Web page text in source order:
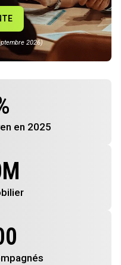
2026)
en 2025
M